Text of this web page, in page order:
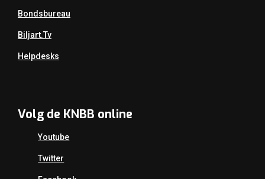
Bondsbureau
Biljart.tv
Helpdesks
Volg de KNBB online
Youtube
Twitter